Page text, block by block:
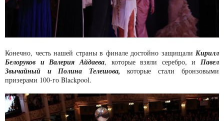
Конечно, честь нашей страны в финале достойно защищали Кирилл
Белоруков и Валерия Айдаева, которые взяли серебро, и Павел
Звычайный и Полина Телешова, которые стали бронзовыми
призерами 100-го Blackpool.